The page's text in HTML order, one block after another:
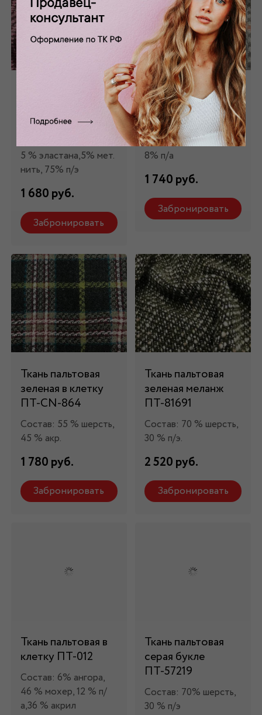
ПТ-72830
5 % эластана,5% мет.
нить, 75% п/э
1 680 руб.
Забронировать
Ткань пальтовая в
клетку ПТ-КМ
81616
Состав: 92% шерсть,
8% п/а
1 740 руб.
Забронировать
Ткань пальтовая
зеленая в клетку
ПТ-CN-864
Состав: 55 % шерсть,
45 % акр.
1 780 руб.
Забронировать
Ткань пальтовая
зеленая меланж
ПТ-81691
Состав: 70 % шерсть,
30 % п/э.
2 520 руб.
Забронировать
Ткань пальтовая в
клетку ПТ-012
Состав: 6% ангора,
46 % мохер, 12 % п/
а,36 % акрил
Ткань пальтовая
серая букле
ПТ-57219
Состав: 70% шерсть,
30 % п/э